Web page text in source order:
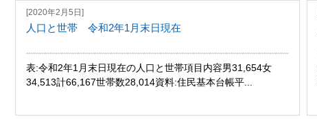
[2020年2月5日]
人口と世帯 令和2年1月末日現在
表:令和2年1月末日現在の人口と世帯項目内容男31,654女
34,513計66,167世帯数28,014資料:住民基本台帳平...